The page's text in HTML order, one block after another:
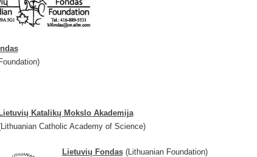
Lietuvių Katalikų Mokslo Akademija
Catholic Academy of Science)
Lietuvių Fondas(Lithuanian Foundation)